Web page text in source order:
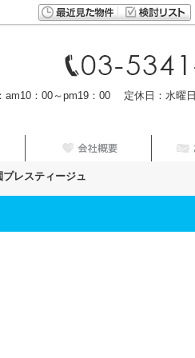
am10：00～pm19：00 定休日：水曜
プレスティージュ